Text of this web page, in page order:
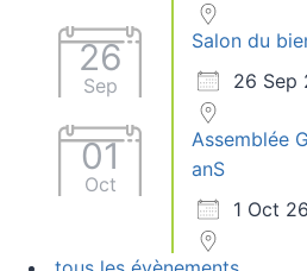
26
Sep
Salon du
26 Sep
01
Oct
Assemblée
anS
1 Oct 26